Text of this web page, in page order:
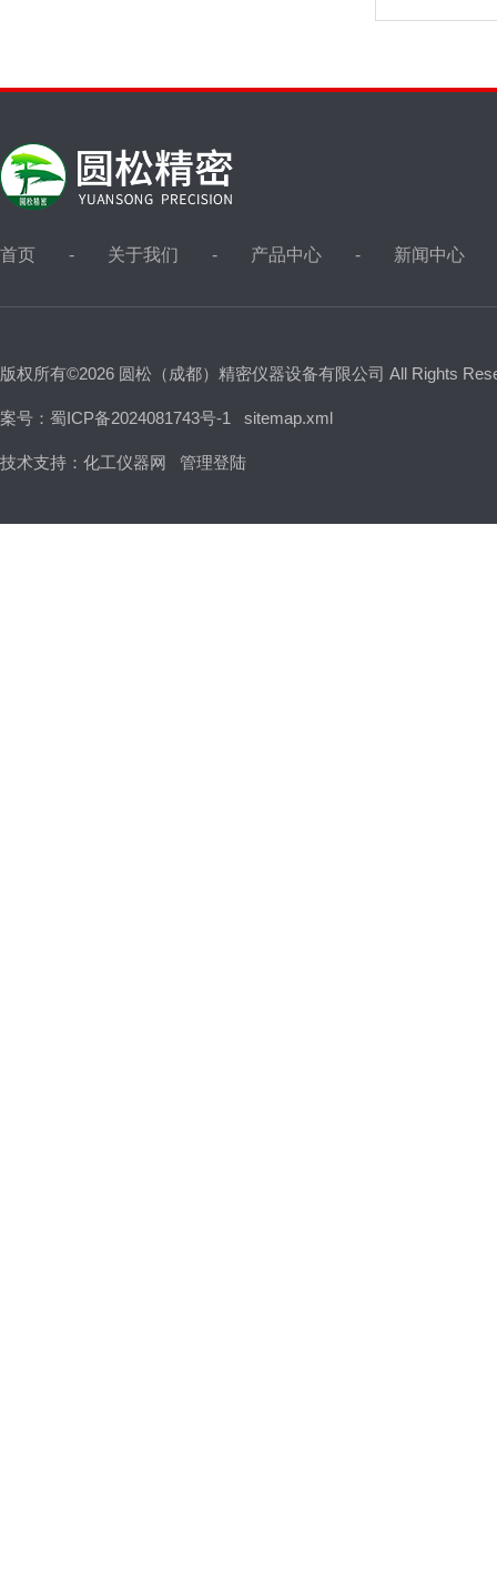
首页 关于我们 产品中心 新闻中心
版权所有©2026 圆松（成都）精密仪器设备有限公司 All Rights
案号：蜀ICP备2024081743号-1 sitemap.xml
技术支持： 化工仪器网 管理登陆